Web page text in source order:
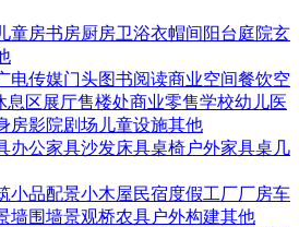
童房书房厨房卫浴衣帽间 阳台庭院玄
电传媒门头图书阅读商业空间餐饮空
息区展厅售楼处商业零售学校幼儿医
房影院剧场 儿童设施其他
办公家具沙发床具桌椅户外家具桌几
小品配景小木屋民宿度假工厂厂房车
墙围墙景观桥农具户外构建其他